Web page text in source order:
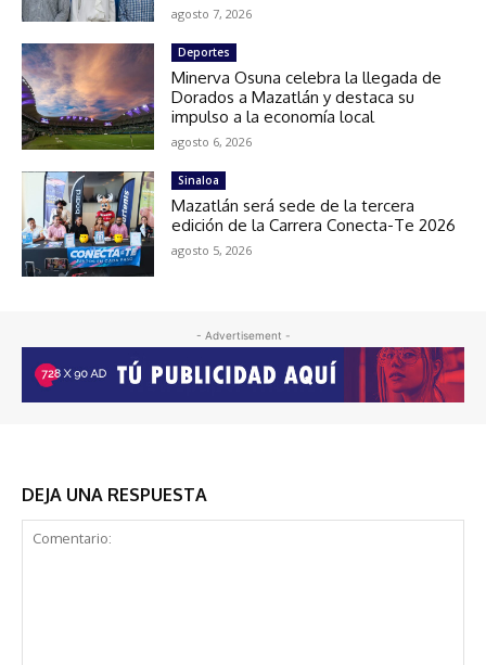
agosto 7, 2026
Deportes
Minerva Osuna celebra la llegada de
Dorados a Mazatlán y destaca su
impulso a la economía local
agosto 6, 2026
Sinaloa
Mazatlán será sede de la tercera
edición de la Carrera Conecta-Te 2026
agosto 5, 2026
- Advertisement -
DEJA UNA RESPUESTA